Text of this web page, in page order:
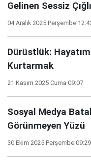
Gelinen Sessiz
04 Aralık 2025 Perşembe
Dürüstlük:
Kurtarmak
21 Kasım 2025 Cuma 09:07
Sosyal Medya
Görünmeyen Yüzü
30 Ekim 2025 Perşembe 09:29